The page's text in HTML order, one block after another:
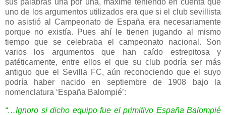
uno de los argumentos utilizados era que si el club sevillista
no asistió al Campeonato de España era necesariamente
porque no existía. Pues ahí le tienen jugando al mismo
tiempo que se celebraba el campeonato nacional. Son
varios los argumentos que han caído estrepitosa y
patéticamente, entre ellos el que su club podría ser más
antiguo que el Sevilla FC, aún reconociendo que el suyo
podría haber nacido en septiembre de 1908 bajo la
nomenclatura ‘España Balompié’:
“…Ignoro si dicho equipo fue el primitivo España Balompié